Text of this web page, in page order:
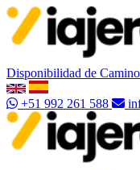
Disponibilidad de
+51 992 261 588